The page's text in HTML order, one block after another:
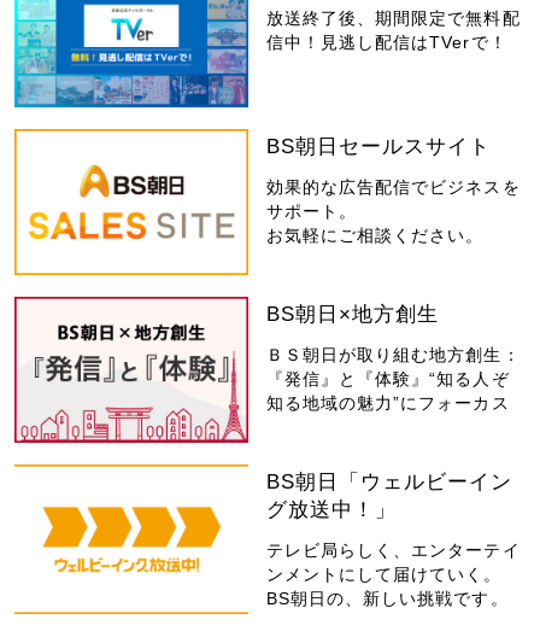
放送終了後、期間限定で無料配
信中！見逃し配信はTVerで！
BS朝日セールスサイト
効果的な広告配信でビジネスを
サポート。
お気軽にご相談ください。
BS朝日×地方創生
ＢＳ朝日が取り組む地方創生：
『発信』と『体験』“知る人ぞ
知る地域の魅力”にフォーカス
BS朝日「ウェルビーイン
グ放送中！」
テレビ局らしく、エンターテイ
ンメントにして届けていく。
BS朝日の、新しい挑戦です。